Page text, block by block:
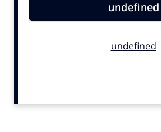
Campagnes
Data & Insights